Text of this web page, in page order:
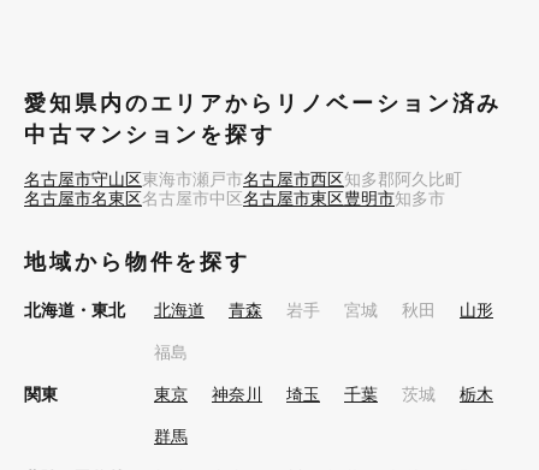
愛知県内のエリアからリノベーション済み
中古マンションを探す
名古屋市守山区東海市瀬戸市名古屋市西区知多郡阿久比町
名古屋市名東区名古屋市中区名古屋市東区豊明市知多市
地域から物件を探す
北海道・東北 北海道 青森 岩手 宮城 秋田 山形
福島
関東 東京 神奈川 埼玉 千葉 茨城 栃木
群馬